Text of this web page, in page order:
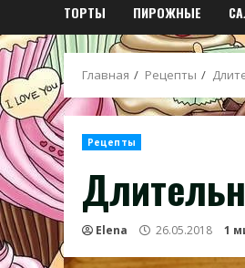
ТОРТЫ ПИРОЖНЫЕ
Главная Рецепты
Рецепты
Elena 26.05.2018 1